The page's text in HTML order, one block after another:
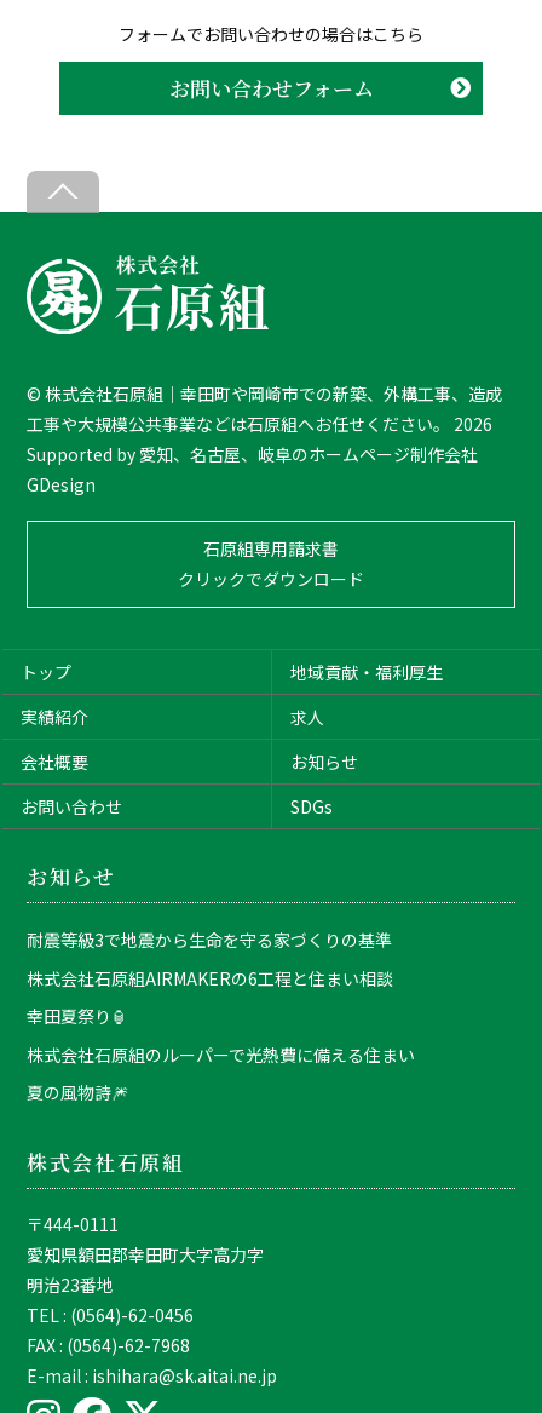
フォームでお問い合わせの場合はこちら
お問い合わせフォーム
B
c
k
T
o
p
©株式会社石原組｜幸田町や岡崎市での新築、外構工事、造成
工事や大規模公共事業などは石原組へお任せください。
2026
Supported by 愛知、名古屋、岐阜のホームページ制作会社
GDesign
石原組専用請求書
クリックでダウンロード
トップ
地域貢献・福利厚生
実績紹介
求人
会社概要
お知らせ
お問い合わせ
SDGs
お知らせ
耐震等級3で地震から生命を守る家づくりの基準
株式会社石原組AIRMAKERの6工程と住まい相談
幸田夏祭り🏮
株式会社石原組のルーパーで光熱費に備える住まい
夏の風物詩🎆
株式会社石原組
〒444-0111
愛知県額田郡幸田町大字高力字
明治23番地
TEL : (0564)-62-0456
FAX : (0564)-62-7968
E-mail : ishihara@sk.aitai.ne.jp